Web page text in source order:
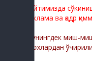
Сайтимизда
реклама ва қадр
Шунингдек миш-
изохлардан